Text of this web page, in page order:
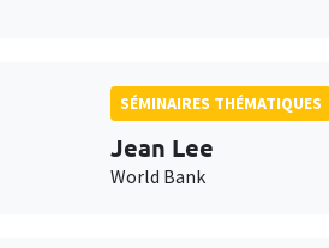
SÉMINAIRES THÉMATIQUES
Jean Lee
World Bank